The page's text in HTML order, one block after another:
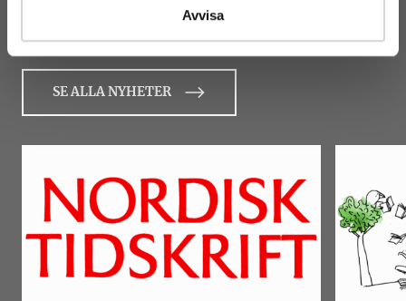
Avvisa
Från Letterstedtska föreningen och Nordisk Tidskrift.
SE ALLA NYHETER